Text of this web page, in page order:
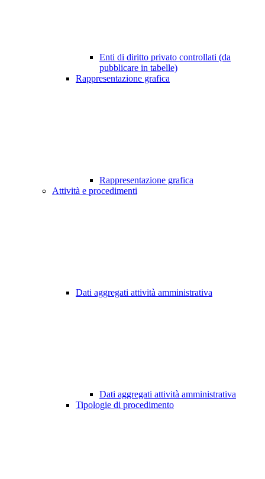
Enti di diritto privato controllati (da
pubblicare in tabelle)
Rappresentazione grafica
Rappresentazione grafica
Attività e procedimenti
Dati aggregati attività amministrativa
Dati aggregati attività amministrativa
Tipologie di procedimento